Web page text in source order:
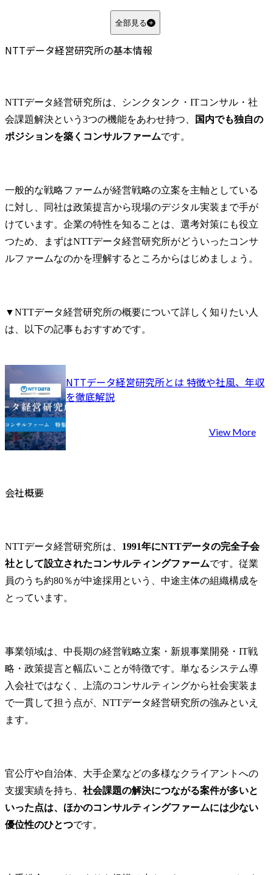
転職難易度が高いといわれる理由
選考倍率の目安と通過率の傾向
未経験から転職できる可能性と求められる経験
公共・DX・政策テーマへの理解力が問われる
ロジカルさだけでなく対話姿勢も評価対象になる
社会課題・産業変革系テーマ
NTTデータ経営研究所のケース面接で見られる評価ポイント
抽象論で終わらず実行まで落とし込めるか
複雑な論点を整理して構造化できるか
相手と議論しながら思考を深められるか
IT・政策・業界理解が浅い
一方的に話し続けてしまう
NTTデータ経営研究所らしい論点を理解する
社会課題・公共領域のニュースに触れる
模擬面接で壁打ち型コミュニケーションに慣れる
NTTデータ経営研究所のケース面接に関するよくある質問
ケース面接対策は独学でも可能？
全部見る
NTTデータ経営研究所の基本情報
NTTデータ経営研究所は、シンクタンク・ITコンサル・社
会課題解決という3つの機能をあわせ持つ、
国内でも独自の
ポジションを築くコンサルファームです。
一般的な戦略ファームが経営戦略の立案を主軸としている
に対し、同社は政策提言から現場のデジタル実装まで手が
けています。企業の特性を知ることは、選考対策にも役立
つため、まずはNTTデータ経営研究所がどういったコンサ
ルファームなのかを理解するところからはじめましょう。
▼NTTデータ経営研究所の概要について詳しく知りたい人
は、以下の記事もおすすめです。
NTTデータ経営研究所とは 特徴や社風、年収
を徹底解説
View More
会社概要
NTTデータ経営研究所は、 1991年にNTTデータの完全子会
社として設立されたコンサルティングファームです。従業
員のうち約80％が中途採用という、中途主体の組織構成を
とっています。
事業領域は、中長期の経営戦略立案・新規事業開発・IT戦
略・政策提言と幅広いことが特徴です。単なるシステム導
入会社ではなく、上流のコンサルティングから社会実装ま
で一貫して担う点が、NTTデータ経営研究所の強みといえ
ます。
官公庁や自治体、大手企業などの多様なクライアントへの
支援実績を持ち、 社会課題の解決につながる案件が多いと
いった点は、ほかのコンサルティングファームには少ない
優位性のひとつです。